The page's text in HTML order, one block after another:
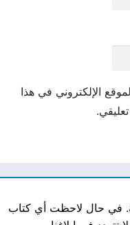
الإلكتروني في هذا
في حال لاحظت أي كتاب